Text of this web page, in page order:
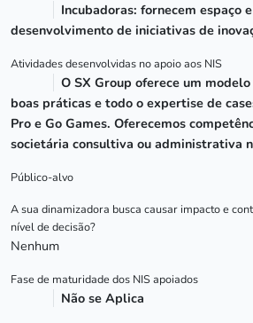
Incubadoras: fornecem espaço
desenvolvimento de iniciativas de
Atividades desenvolvidas no apoio aos NIS
O SX Group oferece um
boas práticas e todo o expertise de
Pro e Go Games. Oferecemos
societária consultiva ou administrativa
Público-alvo
A sua dinamizadora busca causar impacto e
nível de decisão?
Nenhum
Fase de maturidade dos NIS apoiados
Não se Aplica